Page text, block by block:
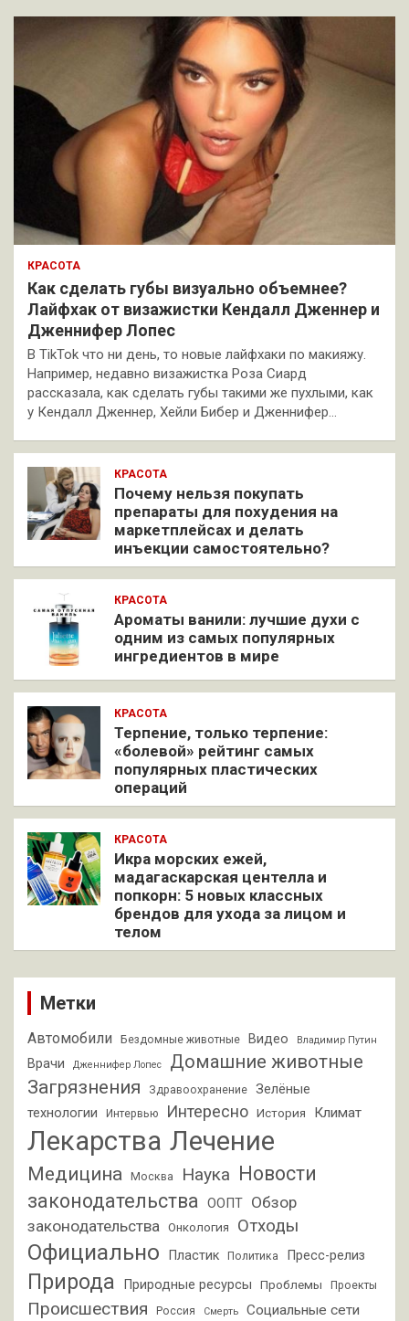
КРАСОТА
Как сделать губы визуально объемнее?
Лайфхак от визажистки Кендалл Дженнер и
Дженнифер Лопес
В TikTok что ни день, то новые лайфхаки по макияжу.
Например, недавно визажистка Роза Сиард
рассказала, как сделать губы такими же пухлыми, как
у Кендалл Дженнер, Хейли Бибер и Дженнифер…
КРАСОТА
Почему нельзя покупать
препараты для похудения на
маркетплейсах и делать
инъекции самостоятельно?
КРАСОТА
Ароматы ванили: лучшие духи с
одним из самых популярных
ингредиентов в мире
КРАСОТА
Терпение, только терпение:
«болевой» рейтинг самых
популярных пластических
операций
КРАСОТА
Икра морских ежей,
мадагаскарская центелла и
попкорн: 5 новых классных
брендов для ухода за лицом и
телом
Метки
Автомобили Бездомные животные Видео Владимир Путин
Врачи Дженнифер Лопес
Домашние животные
Загрязнения
Здравоохранение
Зелёные
технологии
Интервью Интересно История Климат
Лекарства Лечение
Медицина Москва Наука
Новости
законодательства ООПТ
Обзор
законодательства Онкология Отходы
Официально Пластик Политика Пресс-релиз
Природа Природные ресурсы Проблемы Проекты
Происшествия Россия Смерть Социальные сети